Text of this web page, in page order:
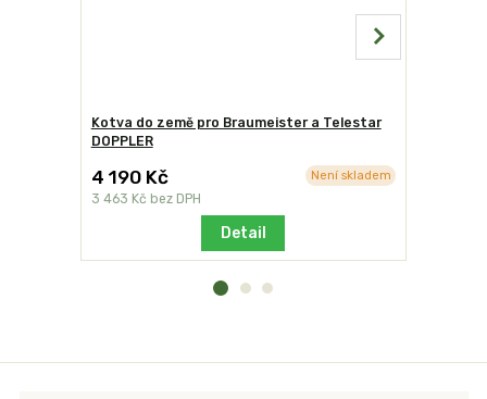
Kotva do země pro Braumeister a Telestar
DOPPLER
4 190 Kč
3 463 Kč bez DPH
Není skladem
Detail